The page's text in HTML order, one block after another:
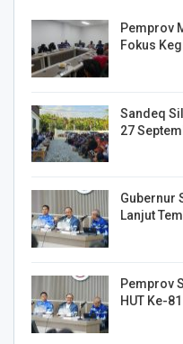
Pemprov
Fokus
Sandeq
27
Gubernur
Lanjut
Pemprov
HUT Ke-